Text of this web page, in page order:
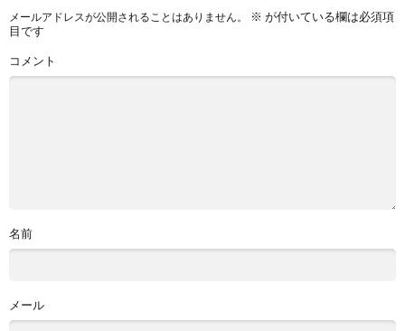
メールアドレスが公開されることはありません。 ※ が付いている欄は必須項
目です
コメント
名前
メール